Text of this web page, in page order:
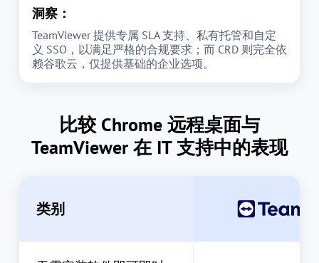
洞察：
TeamViewer 提供专属 SLA 支持、私有托管和自定
义 SSO，以满足严格的合规要求；而 CRD 则完全依
赖谷歌云，仅提供基础的企业选项。
比较 Chrome 远程桌面与
TeamViewer 在 IT 支持中的表现
类别